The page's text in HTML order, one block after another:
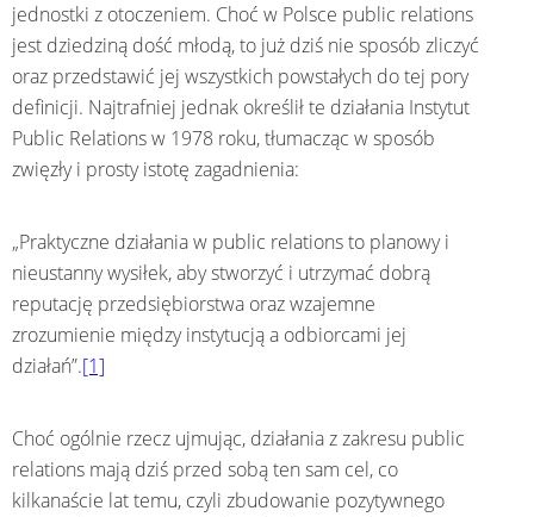
jednostki z otoczeniem. Choć w Polsce public relations
jest dziedziną dość młodą, to już dziś nie sposób zliczyć
oraz przedstawić jej wszystkich powstałych do tej pory
definicji. Najtrafniej jednak określił te działania Instytut
Public Relations w 1978 roku, tłumacząc w sposób
zwięzły i prosty istotę zagadnienia:
„Praktyczne działania w public relations to planowy i
nieustanny wysiłek, aby stworzyć i utrzymać dobrą
reputację przedsiębiorstwa oraz wzajemne
zrozumienie między instytucją a odbiorcami jej
działań”.[1]
Choć ogólnie rzecz ujmując, działania z zakresu public
relations mają dziś przed sobą ten sam cel, co
kilkanaście lat temu, czyli zbudowanie pozytywnego